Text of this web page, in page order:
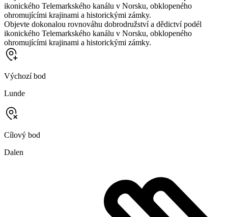
ikonického Telemarkského kanálu v Norsku, obklopeného
ohromujícími krajinami a historickými zámky.
Objevte dokonalou rovnováhu dobrodružství a dědictví podél
ikonického Telemarkského kanálu v Norsku, obklopeného
ohromujícími krajinami a historickými zámky.
Výchozí bod
Lunde
Cílový bod
Dalen